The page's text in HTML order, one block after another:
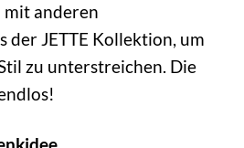
mit anderen
der JETTE Kollektion, um
zu unterstreichen. Die